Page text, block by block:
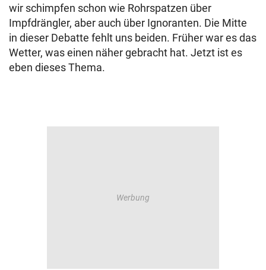
wir schimpfen schon wie Rohrspatzen über
Impfdrängler, aber auch über Ignoranten. Die Mitte
in dieser Debatte fehlt uns beiden. Früher war es das
Wetter, was einen näher gebracht hat. Jetzt ist es
eben dieses Thema.